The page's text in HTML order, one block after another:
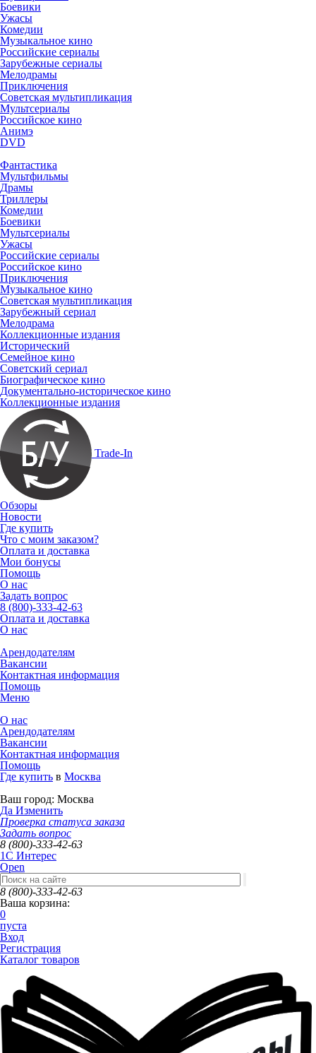
Боевики
Ужасы
Комедии
Музыкальное кино
Российские сериалы
Зарубежные сериалы
Мелодрамы
Приключения
Советская мультипликация
Мультсериалы
Российское кино
Анимэ
DVD
Фантастика
Мультфильмы
Драмы
Триллеры
Комедии
Боевики
Мультсериалы
Ужасы
Российские сериалы
Российское кино
Приключения
Музыкальное кино
Советская мультипликация
Зарубежный сериал
Мелодрама
Коллекционные издания
Исторический
Семейное кино
Советский сериал
Биографическое кино
Документально-историческое кино
Коллекционные издания
Trade-In
Обзоры
Новости
Где купить
Что с моим заказом?
Оплата и доставка
Мои бонусы
Помощь
О нас
Задать вопрос
8 (800)-333-42-63
Оплата и доставка
О нас
Арендодателям
Вакансии
Контактная информация
Помощь
Меню
О нас
Арендодателям
Вакансии
Контактная информация
Помощь
Где купить в Москва
Ваш город: Москва
Да Изменить
Проверка статуса заказа
Задать вопрос
8 (800)-333-42-63
1C Интерес
Open
8 (800)-333-42-63
Ваша корзина:
0
пуста
Вход
Регистрация
Каталог товаров